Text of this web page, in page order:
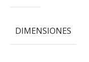
DIMENSIONES